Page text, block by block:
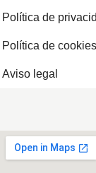
Política de
Política de cookies
Aviso legal